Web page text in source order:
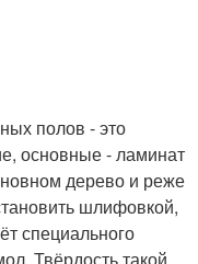
полов - это
основные - ламинат
дерево и реже
шлифовкой,
специального